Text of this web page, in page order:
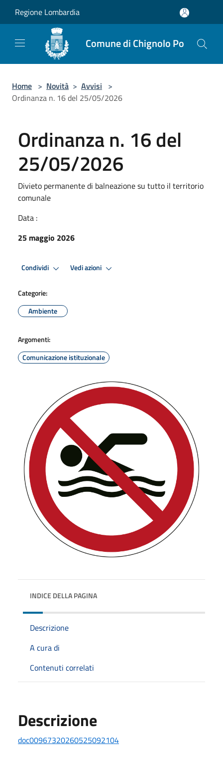
Regione Lombardia
Comune di Chignolo Po
Home > Novità > Avvisi >
Ordinanza n. 16 del 25/05/2026
Ordinanza n. 16 del
25/05/2026
Divieto permanente di balneazione su tutto il territorio
comunale
Data :
25 maggio 2026
Condividi Vedi azioni
Categorie:
Ambiente
Argomenti:
Comunicazione istituzionale
INDICE DELLA PAGINA
Descrizione
A cura di
Contenuti correlati
Descrizione
doc00967320260525092104